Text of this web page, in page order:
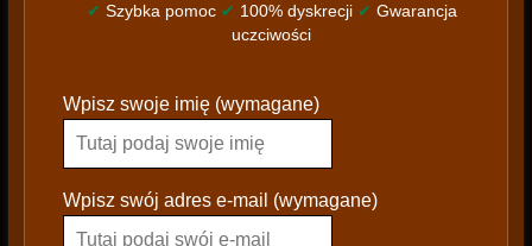
✔ Szybka pomoc ✔ 100% dyskrecji ✔ Gwarancja
uczciwości
l
a
s
Wpisz swoje imię (wymagane)
Wpisz swój adres e-mail (wymagane)